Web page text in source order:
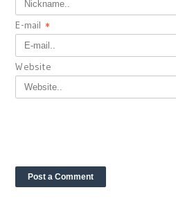
E-mail *
Website